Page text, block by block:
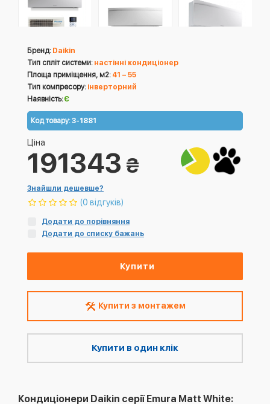
Бренд: Daikin
Тип спліт системи: настінні кондиціонер
Площа приміщення, м2: 41 – 55
Тип компресору: інверторний
Наявність:Є
Код товару:3-1881
Ціна
191343 ₴
Знайшли дешевше?
(0 відгуків)
Додати до порівняння
Додати до списку бажань
Купити
Купити з монтажем
Купити в один клік
Кондиціонери Daikin серії Emura Matt White: